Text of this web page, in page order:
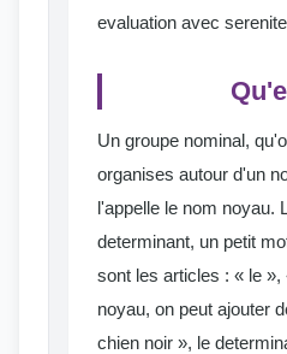
evaluation avec
Un groupe nominal,
organises autour d'un
l'appelle le nom noyau.
determinant, un petit
sont les articles : « le »,
noyau, on peut ajouter
chien noir », le